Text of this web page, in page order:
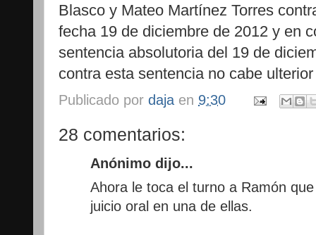
Blasco y Mateo Martínez Torres
fecha 19 de diciembre de 2012 y en
sentencia absolutoria del 19 de
contra esta sentencia no cabe
Publicado por daja en 9:30
28 comentarios:
Anónimo dijo...
Ahora le toca el turno a Ramón
juicio oral en una de ellas.